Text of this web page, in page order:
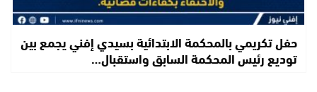
حفل تكريمي بالمحكمة الابتدائية بسيدي إفني يجمع بين
توديع رئيس المحكمة السابق واستقبال…